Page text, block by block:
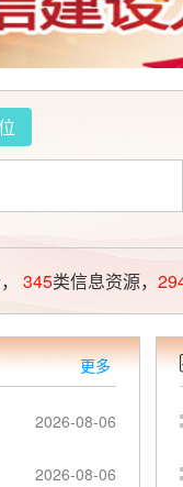
345类信息资源，
更多
2026-08-06
2026-08-06